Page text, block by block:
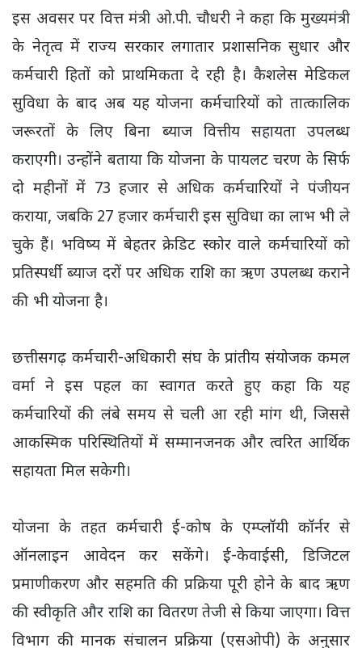
इस अवसर पर वित्त मंत्री ओ.पी. चौधरी ने कहा कि मुख्यमंत्री
के नेतृत्व में राज्य सरकार लगातार प्रशासनिक सुधार और
कर्मचारी हितों को प्राथमिकता दे रही है। कैशलेस मेडिकल
सुविधा के बाद अब यह योजना कर्मचारियों को तात्कालिक
जरूरतों के लिए बिना ब्याज वित्तीय सहायता उपलब्ध
कराएगी। उन्होंने बताया कि योजना के पायलट चरण के सिर्फ
दो महीनों में 73 हजार से अधिक कर्मचारियों ने पंजीयन
कराया, जबकि 27 हजार कर्मचारी इस सुविधा का लाभ भी ले
चुके हैं। भविष्य में बेहतर क्रेडिट स्कोर वाले कर्मचारियों को
प्रतिस्पर्धी ब्याज दरों पर अधिक राशि का ऋण उपलब्ध कराने
की भी योजना है।
छत्तीसगढ़ कर्मचारी-अधिकारी संघ के प्रांतीय संयोजक कमल
वर्मा ने इस पहल का स्वागत करते हुए कहा कि यह
कर्मचारियों की लंबे समय से चली आ रही मांग थी, जिससे
आकस्मिक परिस्थितियों में सम्मानजनक और त्वरित आर्थिक
सहायता मिल सकेगी।
योजना के तहत कर्मचारी ई-कोष के एम्प्लॉयी कॉर्नर से
ऑनलाइन आवेदन कर सकेंगे। ई-केवाईसी, डिजिटल
प्रमाणीकरण और सहमति की प्रक्रिया पूरी होने के बाद ऋण
की स्वीकृति और राशि का वितरण तेजी से किया जाएगा। वित्त
विभाग की मानक संचालन प्रक्रिया (एसओपी) के अनुसार